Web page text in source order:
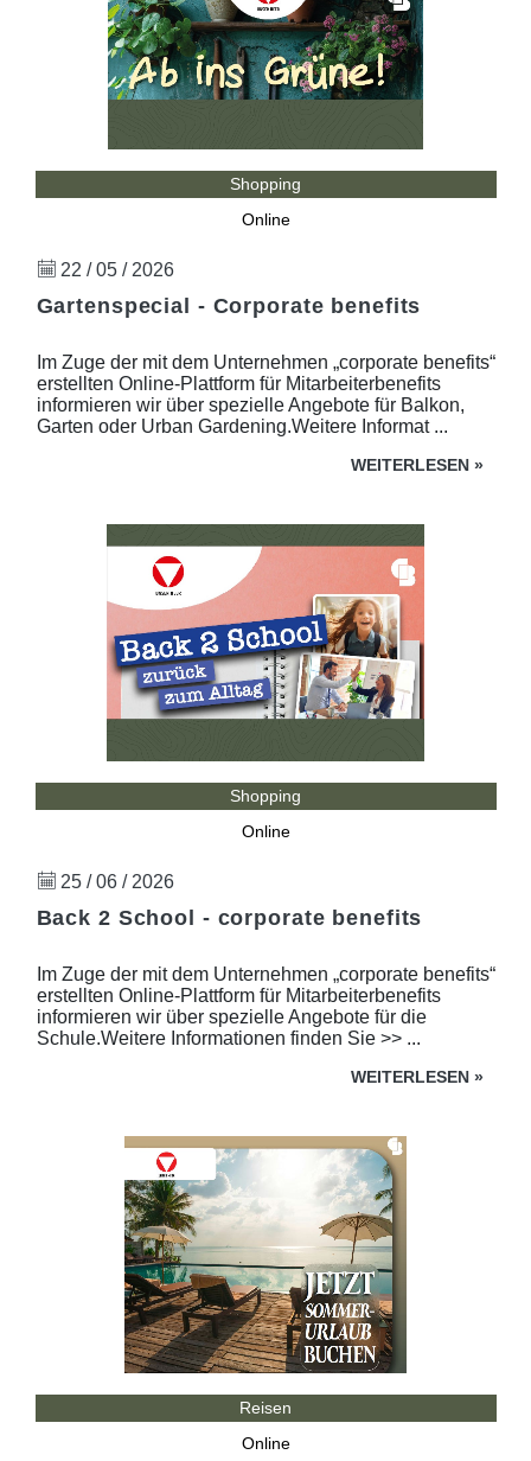
Shopping
Online
22 / 05 / 2026
Gartenspecial - Corporate benefits
Im Zuge der mit dem Unternehmen „corporate benefits“
erstellten Online-Plattform für Mitarbeiterbenefits
informieren wir über spezielle Angebote für Balkon,
Garten oder Urban Gardening.Weitere Informat ...
WEITERLESEN »
Shopping
Online
25 / 06 / 2026
Back 2 School - corporate benefits
Im Zuge der mit dem Unternehmen „corporate benefits“
erstellten Online-Plattform für Mitarbeiterbenefits
informieren wir über spezielle Angebote für die
Schule.Weitere Informationen finden Sie >> ...
WEITERLESEN »
Reisen
Online